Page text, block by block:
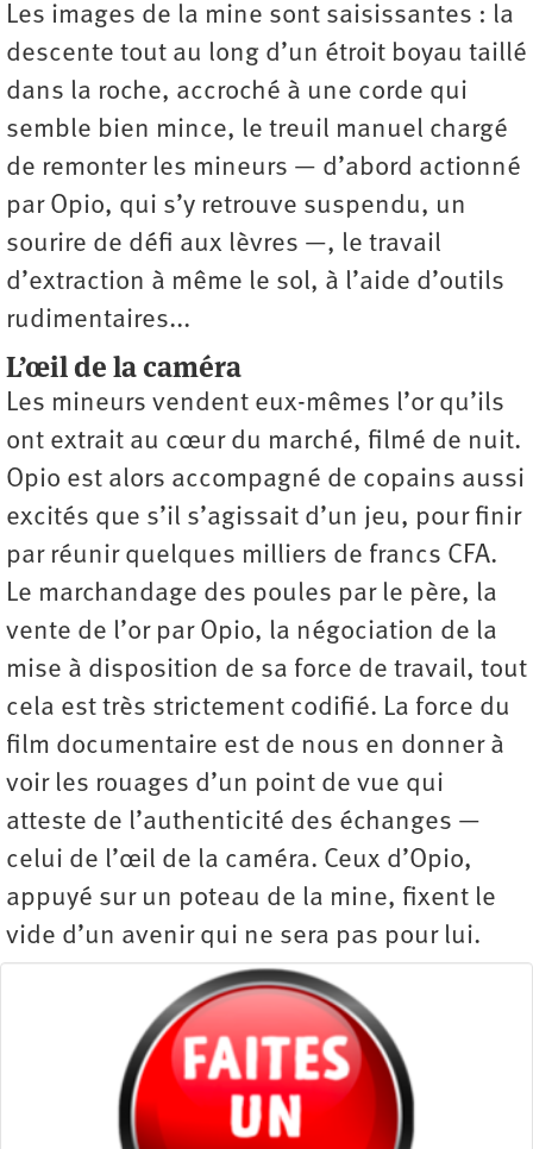
Les images de la mine sont saisissantes : la
descente tout au long d’un étroit boyau taillé
dans la roche, accroché à une corde qui
semble bien mince, le treuil manuel chargé
de remonter les mineurs — d’abord actionné
par Opio, qui s’y retrouve suspendu, un
sourire de défi aux lèvres —, le travail
d’extraction à même le sol, à l’aide d’outils
rudimentaires...
L’œil de la caméra
Les mineurs vendent eux-mêmes l’or qu’ils
ont extrait au cœur du marché, filmé de nuit.
Opio est alors accompagné de copains aussi
excités que s’il s’agissait d’un jeu, pour finir
par réunir quelques milliers de francs CFA.
Le marchandage des poules par le père, la
vente de l’or par Opio, la négociation de la
mise à disposition de sa force de travail, tout
cela est très strictement codifié. La force du
film documentaire est de nous en donner à
voir les rouages d’un point de vue qui
atteste de l’authenticité des échanges —
celui de l’œil de la caméra. Ceux d’Opio,
appuyé sur un poteau de la mine, fixent le
vide d’un avenir qui ne sera pas pour lui.